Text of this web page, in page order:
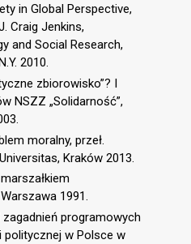
in Global Perspective,
Craig Jenkins,
and Social Research,
2010.
zbiorowisko”? I
NSZZ „Solidarność”,
moralny, przeł.
Kraków 2013.
1991.
zagadnień programowych
politycznej w Polsce w